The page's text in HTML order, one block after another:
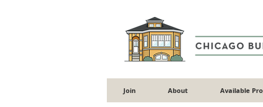
Join About Available